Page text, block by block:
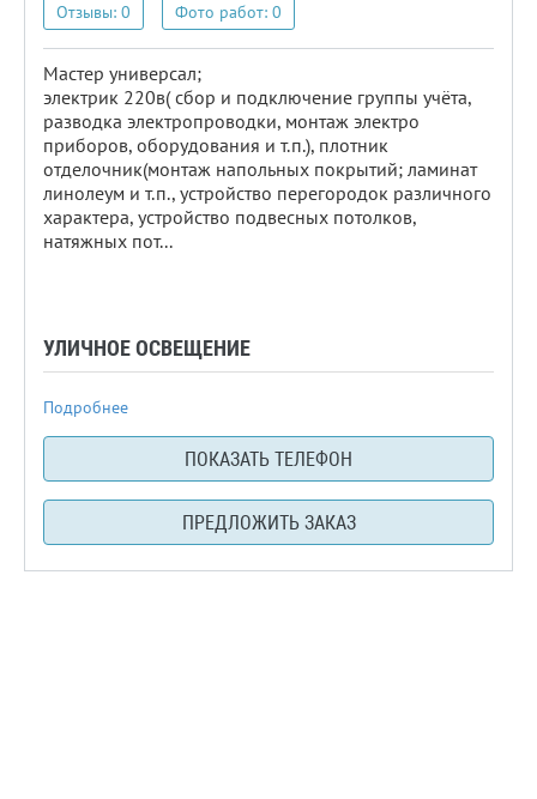
Отзывы: 0 Фото работ: 0
Мастер универсал;
электрик 220в( сбор и подключение группы учёта,
разводка электропроводки, монтаж электро
приборов, оборудования и т.п.), плотник
отделочник(монтаж напольных покрытий; ламинат
линолеум и т.п., устройство перегородок различного
характера, устройство подвесных потолков,
натяжных пот...
УЛИЧНОЕ ОСВЕЩЕНИЕ
Подробнее
ПОКАЗАТЬ ТЕЛЕФОН
ПРЕДЛОЖИТЬ ЗАКАЗ